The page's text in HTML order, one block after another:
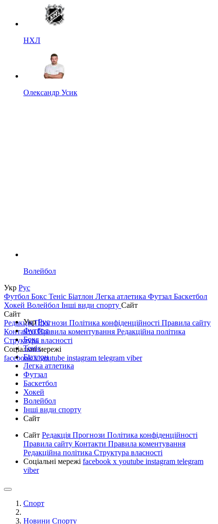
НХЛ
Олександр Усик
Волейбол
Укр Рус
Футбол Бокс Теніс Біатлон Легка атлетика Футзал Баскетбол
Хокей Волейбол Інші види спорту Сайт
Сайт
РедакціяПрогнози Політика конфіденційності Правила сайту
КонтактиПравила коментування Редакційна політика
Структура власності
Соціальні мережі
facebookxyoutube instagram telegram viber
УкрРус
Футбол
Бокс
Теніс
Біатлон
Легка атлетика
Футзал
Баскетбол
Хокей
Волейбол
Інші види спорту
Сайт
Сайт Редакція Прогнози Політика конфіденційності
Правила сайту Контакти Правила коментування
Редакційна політика Структура власності
Соціальні мережі facebook x youtube instagram telegram
viber
Спорт
Новини Спорту